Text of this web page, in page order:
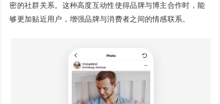
密的社群关系。这种高度互动性使得品牌与博主合作时，能
够更加贴近用户，增强品牌与消费者之间的情感联系。